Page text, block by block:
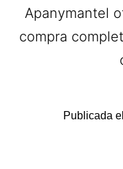
Apanymantel
compra
Publicada el